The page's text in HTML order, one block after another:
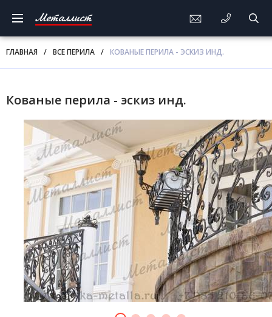
Металлист
ГЛАВНАЯ / ВСЕ ПЕРИЛА / КОВАНЫЕ ПЕРИЛА - ЭСКИЗ ИНД.
Кованые перила - эскиз инд.